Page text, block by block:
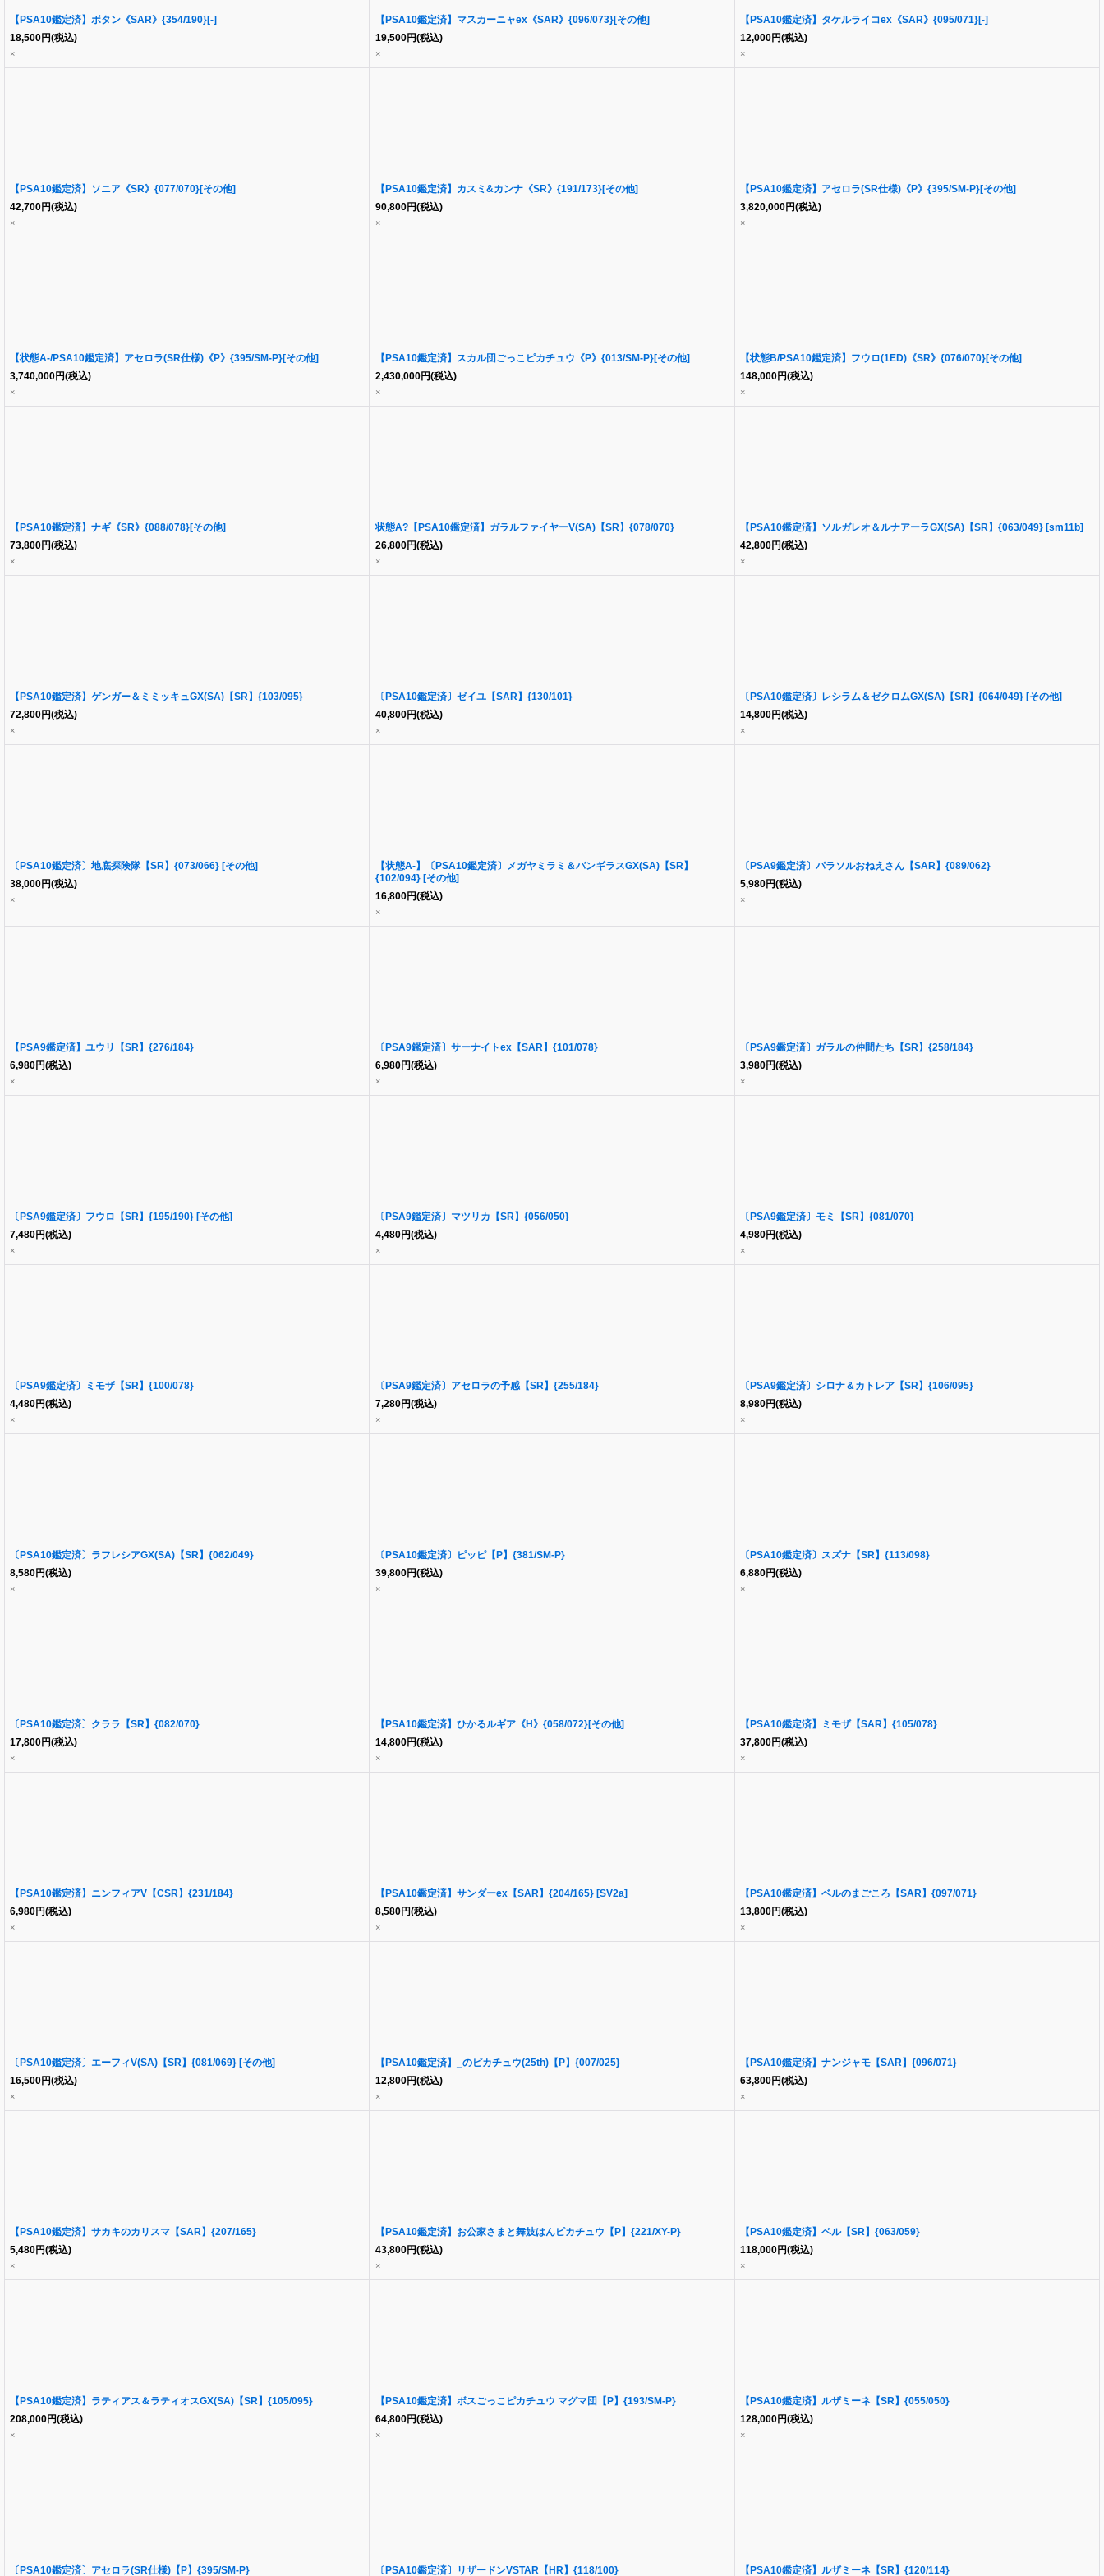
【PSA10鑑定済】ボタン《SAR》{354/190}[-]
18,500円(税込)
×
【PSA10鑑定済】マスカーニャex《SAR》{096/073}[その他]
19,500円(税込)
×
【PSA10鑑定済】タケルライコex《SAR》{095/071}[-]
12,000円(税込)
×
【PSA10鑑定済】ソニア《SR》{077/070}[その他]
42,700円(税込)
×
【PSA10鑑定済】カスミ&カンナ《SR》{191/173}[その他]
90,800円(税込)
×
【PSA10鑑定済】アセロラ(SR仕様)《P》{395/SM-P}[その他]
3,820,000円(税込)
×
【状態A-/PSA10鑑定済】アセロラ(SR仕様)《P》{395/SM-P}[その他]
3,740,000円(税込)
×
【PSA10鑑定済】スカル団ごっこピカチュウ《P》{013/SM-P}[その他]
2,430,000円(税込)
×
【状態B/PSA10鑑定済】フウロ(1ED)《SR》{076/070}[その他]
148,000円(税込)
×
【PSA10鑑定済】ナギ《SR》{088/078}[その他]
73,800円(税込)
×
状態A?【PSA10鑑定済】ガラルファイヤーV(SA)【SR】{078/070}
26,800円(税込)
×
【PSA10鑑定済】ソルガレオ＆ルナアーラGX(SA)【SR】{063/049} [sm11b]
42,800円(税込)
×
【PSA10鑑定済】ゲンガー＆ミミッキュGX(SA)【SR】{103/095}
72,800円(税込)
×
〔PSA10鑑定済〕ゼイユ【SAR】{130/101}
40,800円(税込)
×
〔PSA10鑑定済〕レシラム＆ゼクロムGX(SA)【SR】{064/049} [その他]
14,800円(税込)
×
〔PSA10鑑定済〕地底探険隊【SR】{073/066} [その他]
38,000円(税込)
×
【状態A-】〔PSA10鑑定済〕メガヤミラミ＆バンギラスGX(SA)【SR】
{102/094} [その他]
16,800円(税込)
×
〔PSA9鑑定済〕パラソルおねえさん【SAR】{089/062}
5,980円(税込)
×
【PSA9鑑定済】ユウリ【SR】{276/184}
6,980円(税込)
×
〔PSA9鑑定済〕サーナイトex【SAR】{101/078}
6,980円(税込)
×
〔PSA9鑑定済〕ガラルの仲間たち【SR】{258/184}
3,980円(税込)
×
〔PSA9鑑定済〕フウロ【SR】{195/190} [その他]
7,480円(税込)
×
〔PSA9鑑定済〕マツリカ【SR】{056/050}
4,480円(税込)
×
〔PSA9鑑定済〕モミ【SR】{081/070}
4,980円(税込)
×
〔PSA9鑑定済〕ミモザ【SR】{100/078}
4,480円(税込)
×
〔PSA9鑑定済〕アセロラの予感【SR】{255/184}
7,280円(税込)
×
〔PSA9鑑定済〕シロナ＆カトレア【SR】{106/095}
8,980円(税込)
×
〔PSA10鑑定済〕ラフレシアGX(SA)【SR】{062/049}
8,580円(税込)
×
〔PSA10鑑定済〕ピッピ【P】{381/SM-P}
39,800円(税込)
×
〔PSA10鑑定済〕スズナ【SR】{113/098}
6,880円(税込)
×
〔PSA10鑑定済〕クララ【SR】{082/070}
17,800円(税込)
×
【PSA10鑑定済】ひかるルギア《H》{058/072}[その他]
14,800円(税込)
×
【PSA10鑑定済】ミモザ【SAR】{105/078}
37,800円(税込)
×
【PSA10鑑定済】ニンフィアV【CSR】{231/184}
6,980円(税込)
×
【PSA10鑑定済】サンダーex【SAR】{204/165} [SV2a]
8,580円(税込)
×
【PSA10鑑定済】ベルのまごころ【SAR】{097/071}
13,800円(税込)
×
〔PSA10鑑定済〕エーフィV(SA)【SR】{081/069} [その他]
16,500円(税込)
×
【PSA10鑑定済】_のピカチュウ(25th)【P】{007/025}
12,800円(税込)
×
【PSA10鑑定済】ナンジャモ【SAR】{096/071}
63,800円(税込)
×
【PSA10鑑定済】サカキのカリスマ【SAR】{207/165}
5,480円(税込)
×
【PSA10鑑定済】お公家さまと舞妓はんピカチュウ【P】{221/XY-P}
43,800円(税込)
×
【PSA10鑑定済】ベル【SR】{063/059}
118,000円(税込)
×
【PSA10鑑定済】ラティアス＆ラティオスGX(SA)【SR】{105/095}
208,000円(税込)
×
【PSA10鑑定済】ボスごっこピカチュウ マグマ団【P】{193/SM-P}
64,800円(税込)
×
【PSA10鑑定済】ルザミーネ【SR】{055/050}
128,000円(税込)
×
〔PSA10鑑定済〕アセロラ(SR仕様)【P】{395/SM-P} 〔PSA10鑑定済〕リザードンVSTAR【HR】{118/100} 【PSA10鑑定済】ルザミーネ【SR】{120/114}